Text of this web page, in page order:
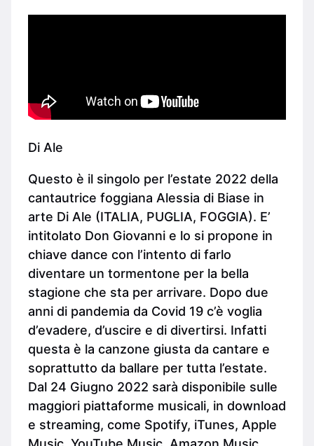
Di Ale
Questo è il singolo per l’estate 2022 della
cantautrice foggiana Alessia di Biase in
arte Di Ale (ITALIA, PUGLIA, FOGGIA). E’
intitolato Don Giovanni e lo si propone in
chiave dance con l’intento di farlo
diventare un tormentone per la bella
stagione che sta per arrivare. Dopo due
anni di pandemia da Covid 19 c’è voglia
d’evadere, d’uscire e di divertirsi. Infatti
questa è la canzone giusta da cantare e
soprattutto da ballare per tutta l’estate.
Dal 24 Giugno 2022 sarà disponibile sulle
maggiori piattaforme musicali, in download
e streaming, come Spotify, iTunes, Apple